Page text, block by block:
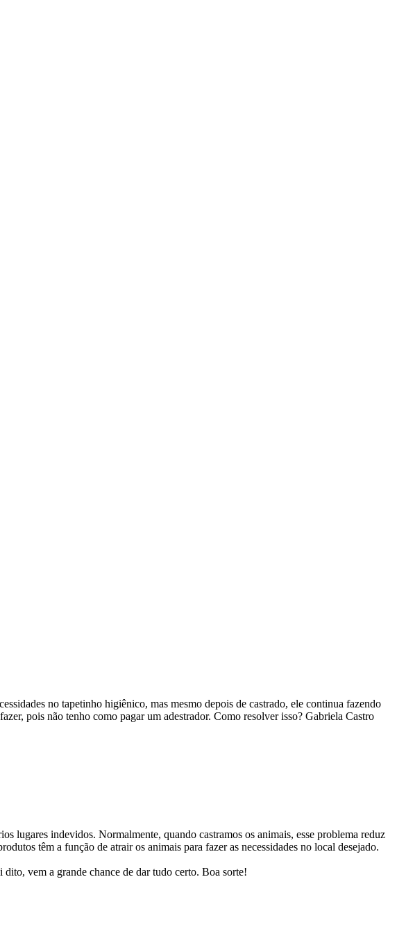
no tapetinho higiênico, mas mesmo depois de castrado, ele continua fazendo
pois não tenho como pagar um adestrador. Como resolver isso? Gabriela Castro
lugares indevidos. Normalmente, quando castramos os animais, esse problema reduz
têm a função de atrair os animais para fazer as necessidades no local desejado.
vem a grande chance de dar tudo certo. Boa sorte!